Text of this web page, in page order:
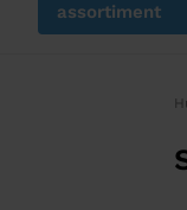
assortiment